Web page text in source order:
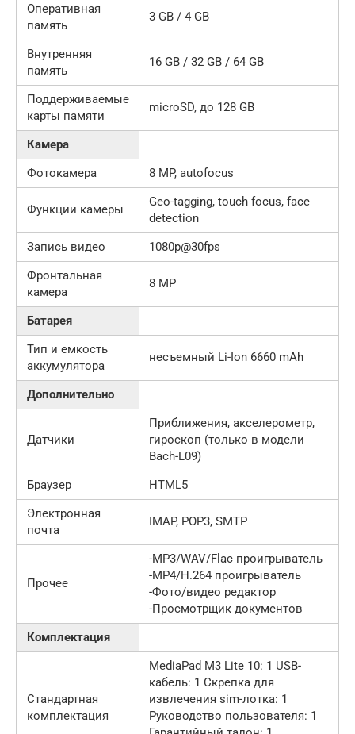
Оперативная
память
3 GB / 4 GB
Внутренняя
память
16 GB / 32 GB / 64 GB
Поддерживаемые
карты памяти
microSD, до 128 GB
Камера
Фотокамера
8 MP, autofocus
Функции камеры
Geo-tagging, touch focus, face
detection
Запись видео
1080p@30fps
Фронтальная
камера
8 MP
Батарея
Тип и емкость
аккумулятора
несъемный Li-Ion 6660 mAh
Дополнительно
Датчики
Приближения, акселерометр,
гироскоп (только в модели
Bach-L09)
Браузер
HTML5
Электронная
почта
IMAP, POP3, SMTP
Прочее
-MP3/WAV/Flac проигрыватель
-MP4/H.264 проигрыватель
-Фото/видео редактор
-Просмотрщик документов
Комплектация
Стандартная
комплектация
MediaPad M3 Lite 10: 1 USB-
кабель: 1 Скрепка для
извлечения sim-лотка: 1
Руководство пользователя: 1